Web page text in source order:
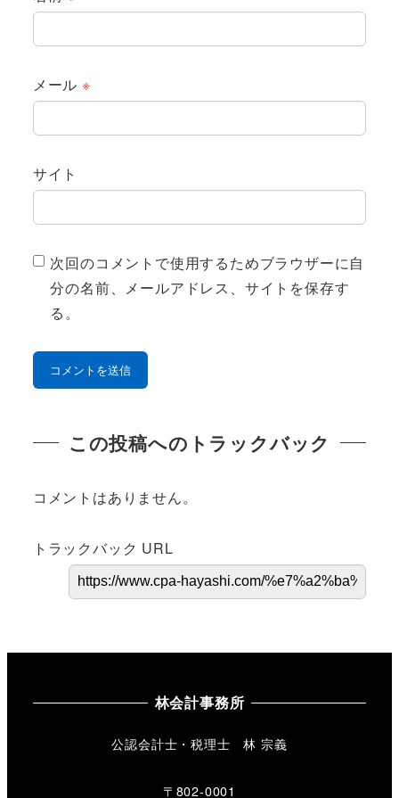
メール ※
サイト
次回のコメントで使用するためブラウザーに自
分の名前、メールアドレス、サイトを保存す
る。
この投稿へのトラックバック
コメントはありません。
トラックバック URL
林会計事務所
公認会計士・税理士 林 宗義
〒802-0001